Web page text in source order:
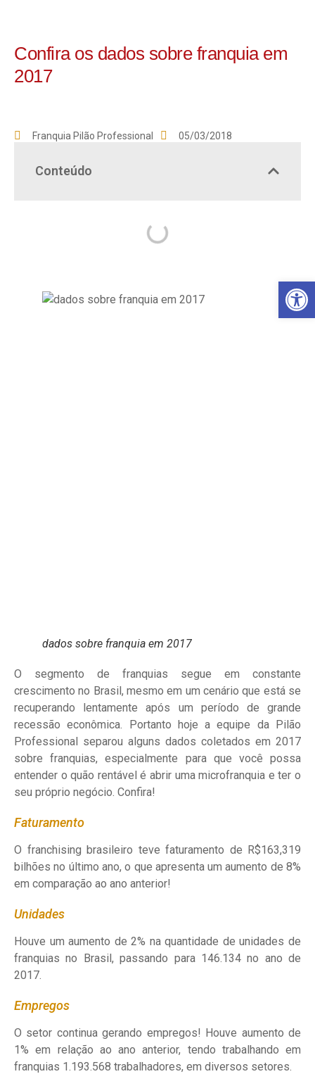
Confira os dados sobre franquia em
2017
Franquia Pilão Professional 05/03/2018
Conteúdo
dados sobre franquia em 2017
O segmento de franquias segue em constante
crescimento no Brasil, mesmo em um cenário que está se
recuperando lentamente após um período de grande
recessão econômica. Portanto hoje a equipe da Pilão
Professional separou alguns dados coletados em 2017
sobre franquias, especialmente para que você possa
entender o quão rentável é abrir uma microfranquia e ter o
seu próprio negócio. Confira!
Faturamento
O franchising brasileiro teve faturamento de R$163,319
bilhões no último ano, o que apresenta um aumento de 8%
em comparação ao ano anterior!
Unidades
Houve um aumento de 2% na quantidade de unidades de
franquias no Brasil, passando para 146.134 no ano de
2017.
Empregos
O setor continua gerando empregos! Houve aumento de
1% em relação ao ano anterior, tendo trabalhando em
franquias 1.193.568 trabalhadores, em diversos setores.